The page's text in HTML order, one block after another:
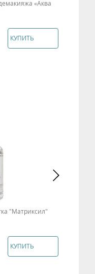
«Аква
КУПИТЬ
"Матриксил"
КУПИТЬ